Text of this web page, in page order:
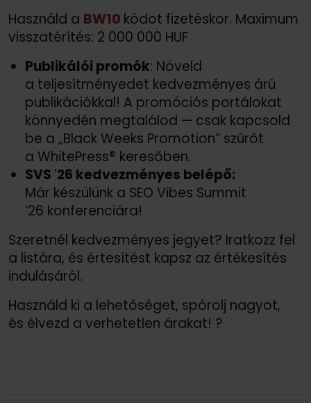
Használd a BW10 kódot fizetéskor. Maximum
visszatérítés: 2 000 000 HUF
Publikálói promók: Növeld
a teljesítményedet kedvezményes árú
publikációkkal! A promóciós portálokat
könnyedén megtalálod — csak kapcsold
be a „Black Weeks Promotion” szűrőt
a WhitePress® keresőben.
SVS '26 kedvezményes belépő:
Már készülünk a SEO Vibes Summit
’26 konferenciára!
Szeretnél kedvezményes jegyet? Iratkozz fel
a listára, és értesítést kapsz az értékesítés
indulásáról.
Használd ki a lehetőséget, spórolj nagyot,
és élvezd a verhetetlen árakat! ?